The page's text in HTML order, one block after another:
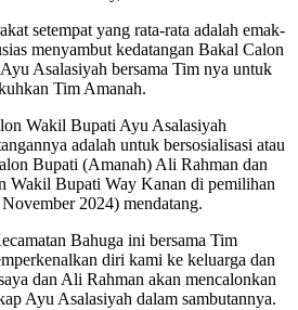
setempat yang rata-rata adalah emak-
menyambut kedatangan Bakal Calon
Asalasiyah bersama Tim nya untuk
Tim Amanah.
Wakil Bupati Ayu Asalasiyah
adalah untuk bersosialisasi atau
Bupati (Amanah) Ali Rahman dan
Wakil Bupati Way Kanan di pemilihan
2024) mendatang.
Bahuga ini bersama Tim
diri kami ke keluarga dan
dan Ali Rahman akan mencalonkan
Ayu Asalasiyah dalam sambutannya.